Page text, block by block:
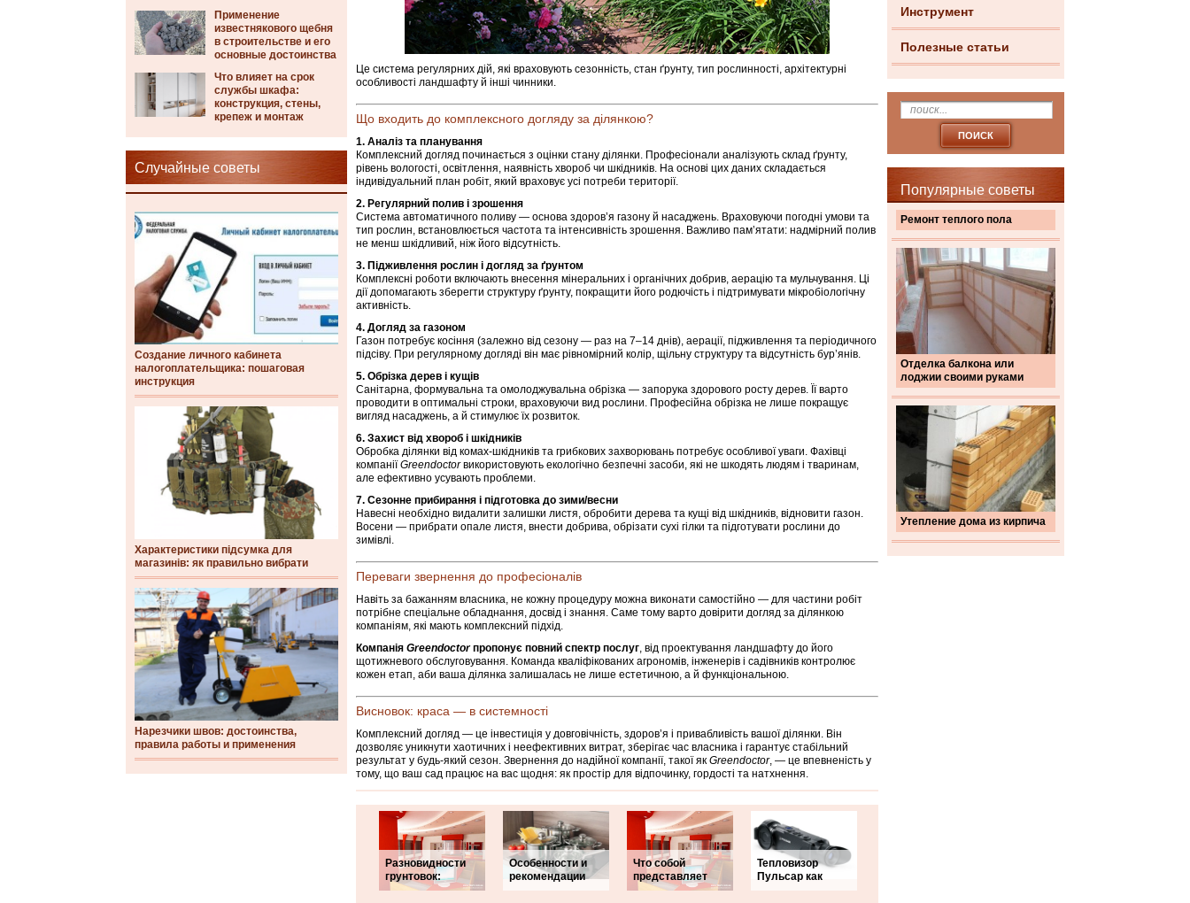
Применение
известнякового щебня
в строительстве и его
основные достоинства
Что влияет на срок
службы шкафа:
конструкция, стены,
крепеж и монтаж
Случайные советы
Создание личного кабинета
налогоплательщика: пошаговая
инструкция
Характеристики підсумка для
магазинів: як правильно вибрати
Нарезчики швов: достоинства,
правила работы и применения
Инструмент
Полезные статьи
Популярные советы
Ремонт теплого пола
Отделка балкона или
лоджии своими руками
Утепление дома из кирпича
Це система регулярних дій, які враховують сезонність, стан ґрунту, тип рослинності, архітектурні
особливості ландшафту й інші чинники.
Що входить до комплексного догляду за ділянкою?
1. Аналіз та планування
Комплексний догляд починається з оцінки стану ділянки. Професіонали аналізують склад ґрунту,
рівень вологості, освітлення, наявність хвороб чи шкідників. На основі цих даних складається
індивідуальний план робіт, який враховує усі потреби території.
2. Регулярний полив і зрошення
Система автоматичного поливу — основа здоров’я газону й насаджень. Враховуючи погодні умови та
тип рослин, встановлюється частота та інтенсивність зрошення. Важливо пам’ятати: надмірний полив
не менш шкідливий, ніж його відсутність.
3. Підживлення рослин і догляд за ґрунтом
Комплексні роботи включають внесення мінеральних і органічних добрив, аерацію та мульчування. Ці
дії допомагають зберегти структуру ґрунту, покращити його родючість і підтримувати мікробіологічну
активність.
4. Догляд за газоном
Газон потребує косіння (залежно від сезону — раз на 7–14 днів), аерації, підживлення та періодичного
підсіву. При регулярному догляді він має рівномірний колір, щільну структуру та відсутність бур’янів.
5. Обрізка дерев і кущів
Санітарна, формувальна та омолоджувальна обрізка — запорука здорового росту дерев. Її варто
проводити в оптимальні строки, враховуючи вид рослини. Професійна обрізка не лише покращує
вигляд насаджень, а й стимулює їх розвиток.
6. Захист від хвороб і шкідників
Обробка ділянки від комах-шкідників та грибкових захворювань потребує особливої уваги. Фахівці
компаніїGreendoctorвикористовують екологічно безпечні засоби, які не шкодять людям і тваринам,
але ефективно усувають проблеми.
7. Сезонне прибирання і підготовка до зими/весни
Навесні необхідно видалити залишки листя, обробити дерева та кущі від шкідників, відновити газон.
Восени — прибрати опале листя, внести добрива, обрізати сухі гілки та підготувати рослини до
зимівлі.
Переваги звернення до професіоналів
Навіть за бажанням власника, не кожну процедуру можна виконати самостійно — для частини робіт
потрібне спеціальне обладнання, досвід і знання. Саме тому варто довірити догляд за ділянкою
компаніям, які мають комплексний підхід.
Компанія Greendoctorпропонує повний спектр послуг, від проектування ландшафту до його
щотижневого обслуговування. Команда кваліфікованих агрономів, інженерів і садівників контролює
кожен етап, аби ваша ділянка залишалась не лише естетичною, а й функціональною.
Висновок: краса — в системності
Комплексний догляд — це інвестиція у довговічність, здоров’я і привабливість вашої ділянки. Він
дозволяє уникнути хаотичних і неефективних витрат, зберігає час власника і гарантує стабільний
результат у будь-який сезон. Звернення до надійної компанії, такої як Greendoctor, — це впевненість у
тому, що ваш сад працює на вас щодня: як простір для відпочинку, гордості та натхнення.
Разновидности
грунтовок:
Особенности и
рекомендации
Что собой
представляет
Тепловизор
Пульсар как